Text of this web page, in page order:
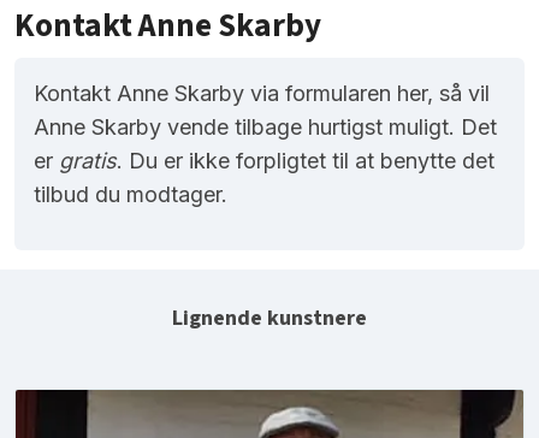
Kontakt Anne Skarby
Kontakt Anne Skarby via formularen her, så vil
Anne Skarby vende tilbage hurtigst muligt. Det
er gratis. Du er ikke forpligtet til at benytte det
tilbud du modtager.
Lignende kunstnere